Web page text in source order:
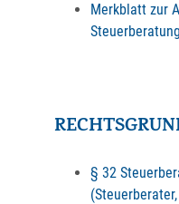
Merkblatt zur
§ 32